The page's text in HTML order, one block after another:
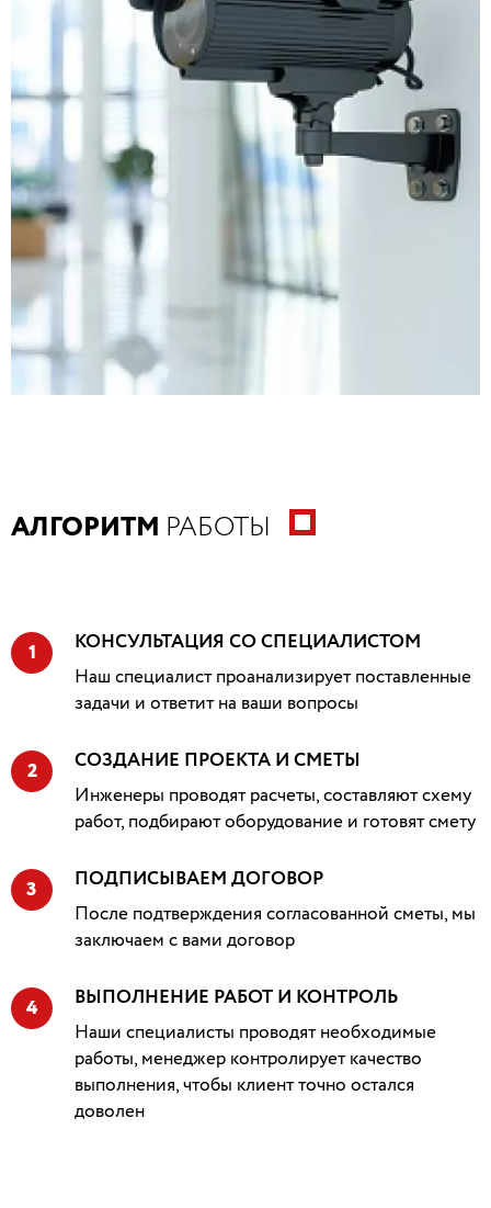
АЛГОРИТМ РАБОТЫ
1
КОНСУЛЬТАЦИЯ СО СПЕЦИАЛИСТОМ
Наш специалист проанализирует поставленные
задачи и ответит на ваши вопросы
2
СОЗДАНИЕ ПРОЕКТА И СМЕТЫ
Инженеры проводят расчеты, составляют схему
работ, подбирают оборудование и готовят смету
3
ПОДПИСЫВАЕМ ДОГОВОР
После подтверждения согласованной сметы, мы
заключаем с вами договор
4
ВЫПОЛНЕНИЕ РАБОТ И КОНТРОЛЬ
Наши специалисты проводят необходимые
работы, менеджер контролирует качество
выполнения, чтобы клиент точно остался
доволен